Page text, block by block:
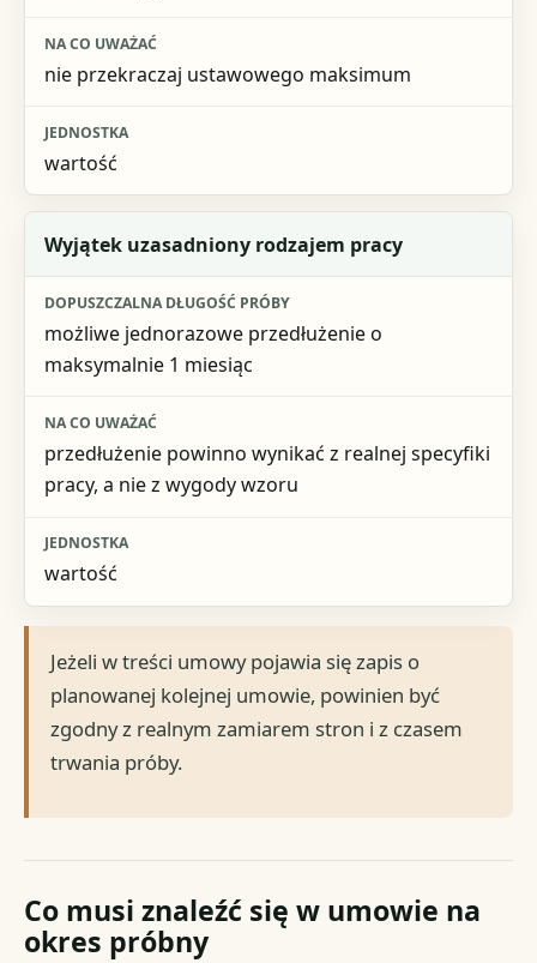
nie przekraczaj ustawowego maksimum
wartość
Wyjątek uzasadniony rodzajem pracy
możliwe jednorazowe przedłużenie o
maksymalnie 1 miesiąc
przedłużenie powinno wynikać z realnej specyfiki
pracy, a nie z wygody wzoru
wartość
Jeżeli w treści umowy pojawia się zapis o
planowanej kolejnej umowie, powinien być
zgodny z realnym zamiarem stron i z czasem
trwania próby.
Co musi znaleźć się w umowie na
okres próbny